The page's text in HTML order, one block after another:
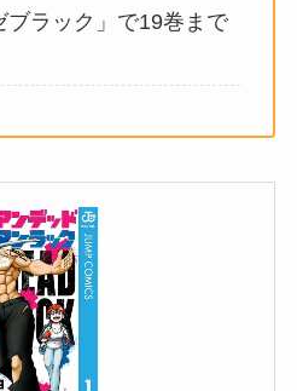
ラック」で19巻まで